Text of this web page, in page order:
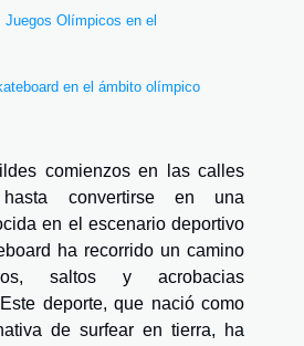
Juegos Olímpicos en el
en el ámbito olímpico
comienzos en las calles
convertirse en una
en el escenario deportivo
ha recorrido un camino
saltos y acrobacias
deporte, que nació como
de surfear en tierra, ha